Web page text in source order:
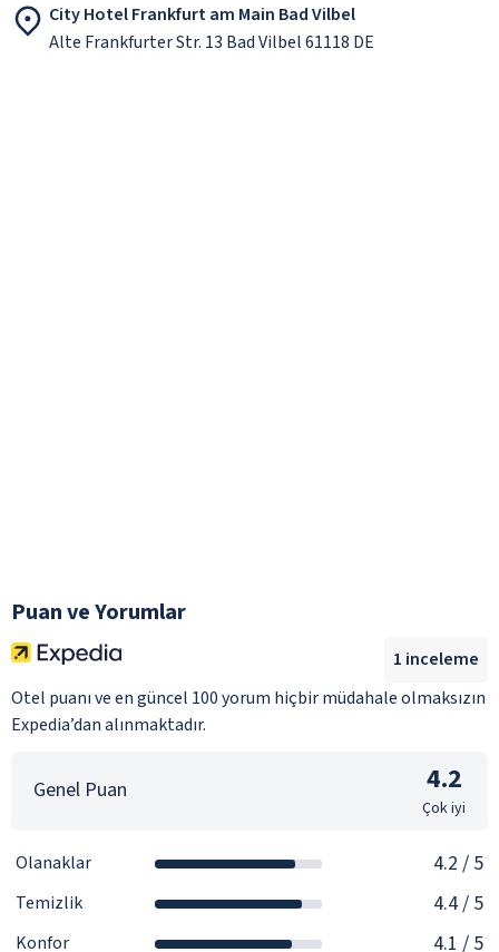
City Hotel Frankfurt am Main Bad Vilbel
Alte Frankfurter Str. 13 Bad Vilbel 61118 DE
Puan ve Yorumlar
Otel puanı ve en güncel 100 yorum hiçbir müdahale olmaksızın
Expedia’dan alınmaktadır.
1 inceleme
Genel Puan 4.2
Çok iyi
Olanaklar 4.2 / 5
Temizlik 4.4/ 5
Konfor 4.1 / 5